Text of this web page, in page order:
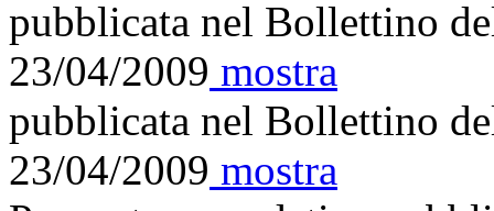
pubblicata nel Bollettino
23/04/2009 mostra
pubblicata nel Bollettino
23/04/2009 mostra